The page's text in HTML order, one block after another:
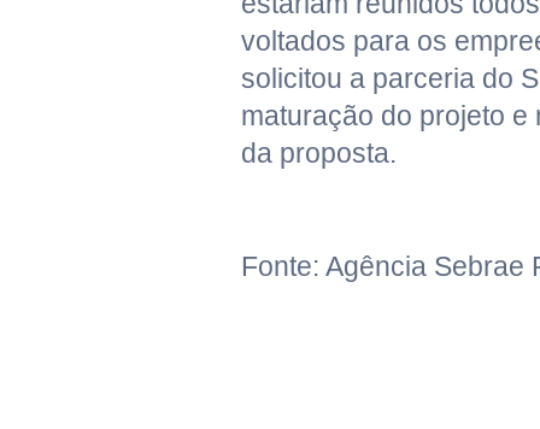
voltados para os
solicitou a parceria do
maturação do projeto e
da proposta.
Fonte: Agência Sebrae